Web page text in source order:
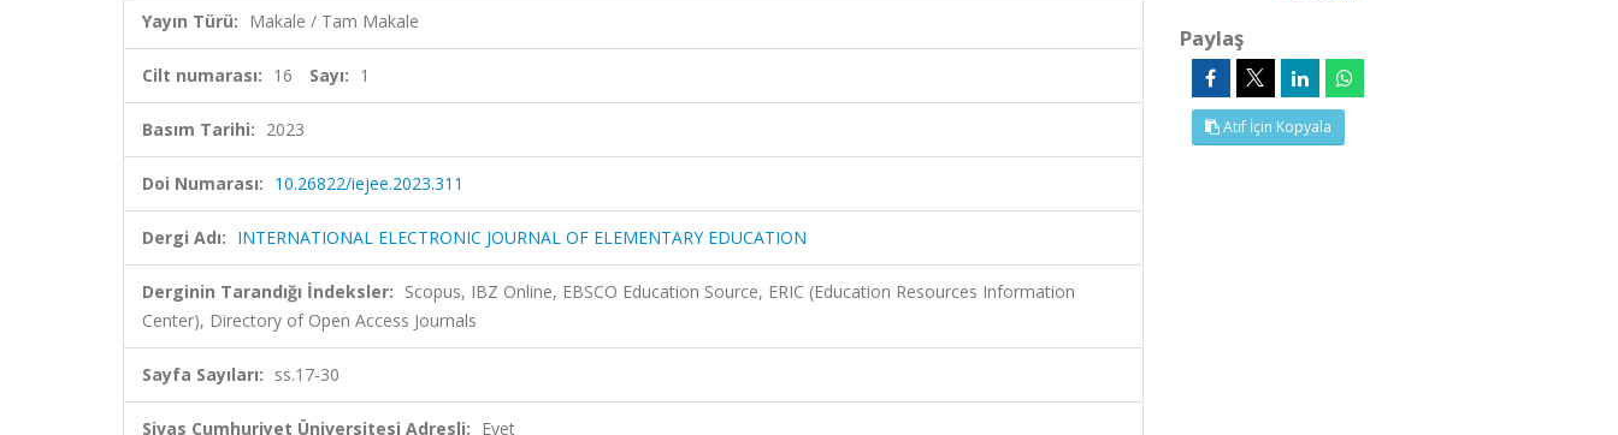
Yayın Türü: Makale / Tam Makale
Cilt numarası: 16 Sayı: 1
Basım Tarihi: 2023
Doi Numarası: 10.26822/iejee.2023.311
Dergi Adı: INTERNATIONAL ELECTRONIC JOURNAL OF ELEMENTARY EDUCATION
Derginin Tarandığı İndeksler: Scopus, IBZ Online, EBSCO Education Source, ERIC (Education Resources Information
Center), Directory of Open Access Journals
Sayfa Sayıları: ss.17-30
Sivas Cumhuriyet Üniversitesi Adresli: Evet
Paylaş
Atıf İçin Kopyala